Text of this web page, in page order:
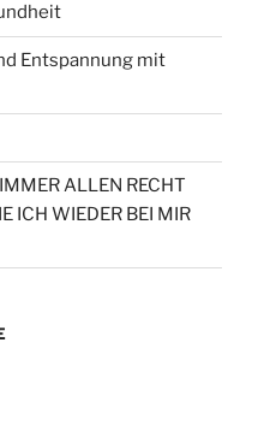
Entspannung mit
ALLEN RECHT
ICH WIEDER BEI MIR